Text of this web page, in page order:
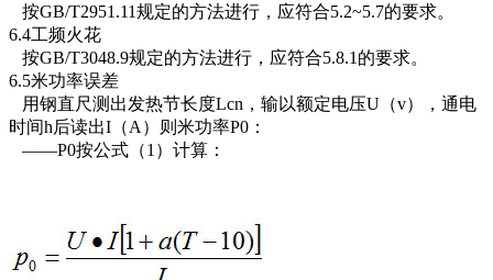
按GB/T2951.11规定的方法进行，应符合5.2~5.7的要求。
6.4工频火花
按GB/T3048.9规定的方法进行，应符合5.8.1的要求。
6.5米功率误差
用钢直尺测出发热节长度Lcn，输以额定电压U（v），通电
时间h后读出I（A）则米功率P0：
——P0按公式（1）计算：